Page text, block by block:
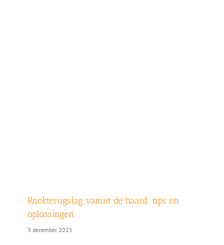
Rookterugslag vanuit de haard: tips en
oplossingen
3 december 2025